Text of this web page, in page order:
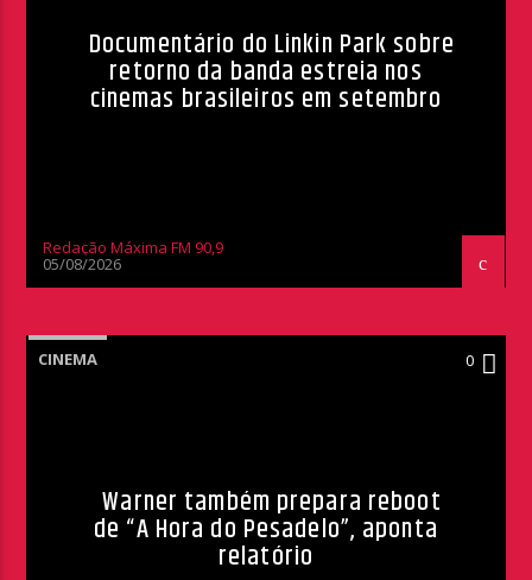
Documentário do Linkin Park sobre
retorno da banda estreia nos
cinemas brasileiros em setembro
Redação Máxima FM 90,9
05/08/2026
CINEMA 0
Warner também prepara reboot
de “A Hora do Pesadelo”, aponta
relatório